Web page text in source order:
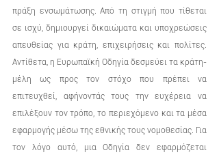
πράξη ενσωμάτωσης. Από τη στιγμή που τίθεται
σε ισχύ, δημιουργεί δικαιώματα και υποχρεώσεις
απευθείας για κράτη, επιχειρήσεις και πολίτες.
Αντίθετα, η Ευρωπαϊκή Οδηγία δεσμεύει τα κράτη-
μέλη ως προς τον στόχο που πρέπει να
επιτευχθεί, αφήνοντάς τους την ευχέρεια να
επιλέξουν τον τρόπο, το περιεχόμενο και τα μέσα
εφαρμογής μέσω της εθνικής τους νομοθεσίας. Για
τον λόγο αυτό, μια Οδηγία δεν εφαρμόζεται